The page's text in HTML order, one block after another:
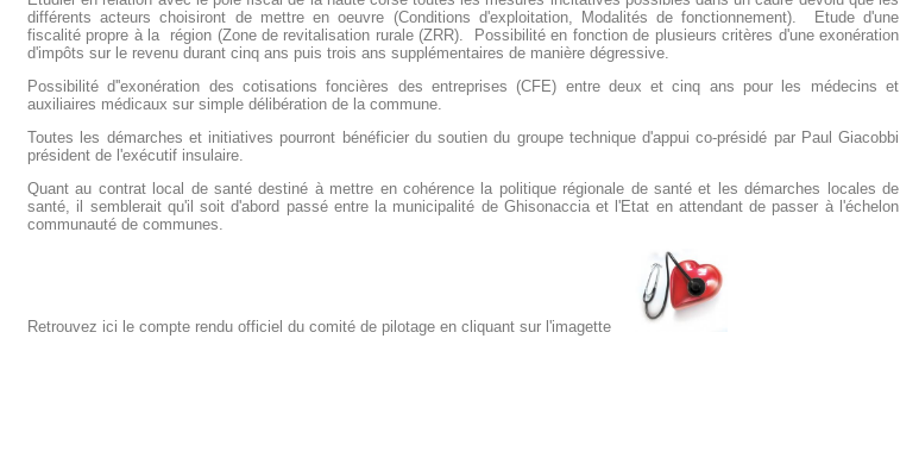
différents acteurs choisiront de mettre en oeuvre (Conditions d'exploitation, Modalités de fonctionnement). Etude d'une
fiscalité propre à la région (Zone de revitalisation rurale (ZRR). Possibilité en fonction de plusieurs critères d'une exonération
d'impôts sur le revenu durant cinq ans puis trois ans supplémentaires de manière dégressive.
Possibilité d''exonération des cotisations foncières des entreprises (CFE) entre deux et cinq ans pour les médecins et
auxiliaires médicaux sur simple délibération de la commune.
Toutes les démarches et initiatives pourront bénéficier du soutien du groupe technique d'appui co-présidé par Paul Giacobbi
président de l'exécutif insulaire.
Quant au contrat local de santé destiné à mettre en cohérence la politique régionale de santé et les démarches locales de
santé, il semblerait qu'il soit d'abord passé entre la municipalité de Ghisonaccia et l'Etat en attendant de passer à l'échelon
communauté de communes.
Retrouvez ici le compte rendu officiel du comité de pilotage en cliquant sur l'imagette